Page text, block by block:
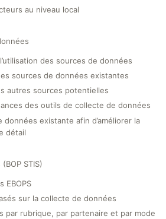
au niveau local
des sources de données
sources de données existantes
autres sources potentielles
des outils de collecte de données
données existante afin d’améliorer la
détail
STIS)
EBOPS
sur la collecte de données
par rubrique, par partenaire et par mode